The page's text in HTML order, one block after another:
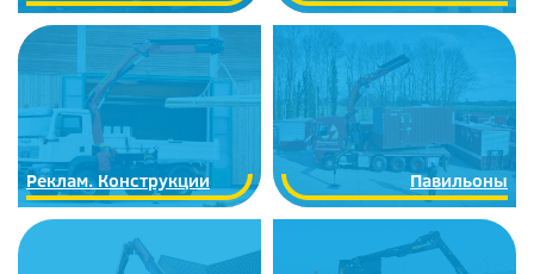
Реклам. Конструкции Павильоны